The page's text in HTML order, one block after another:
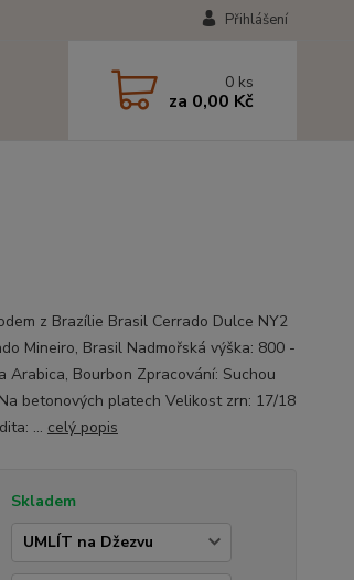
Přihlášení
0 ks
za 0,00 Kč
z Brazílie Brasil Cerrado Dulce NY2
Mineiro, Brasil Nadmořská výška: 800 -
Arabica, Bourbon Zpracování: Suchou
betonových platech Velikost zrn: 17/18
... celý popis
Skladem